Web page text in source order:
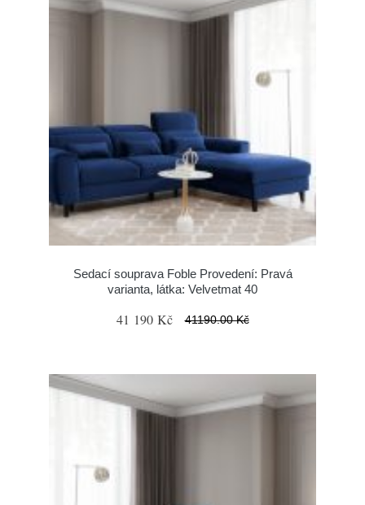
Sedací souprava Foble Provedení: Pravá
varianta, látka: Velvetmat 40
41 190 Kč 41190.00 Kč